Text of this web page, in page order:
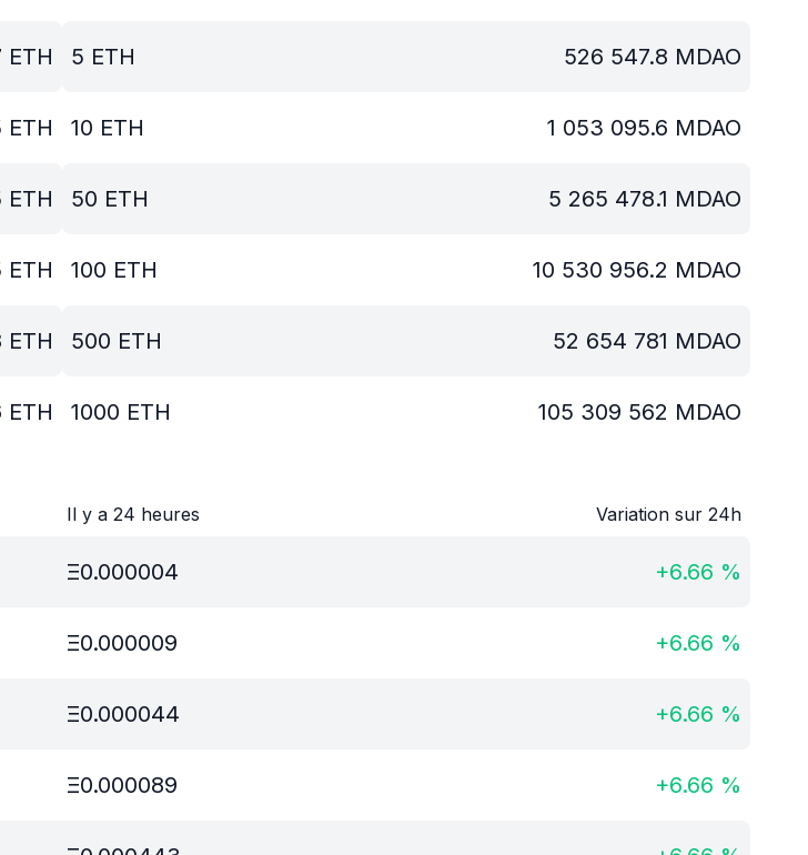
ETH
ETH
ETH
ETH
ETH
ETH
5 ETH 526 547.8 MDAO
10 ETH 1 053 095.6 MDAO
50 ETH 5 265 478.1 MDAO
100 ETH 10 530 956.2 MDAO
500 ETH 52 654 781 MDAO
1000 ETH 105 309 562 MDAO
Il y a 24 heures Variation sur 24h
Ξ0.000004 +6.66 %
Ξ0.000009 +6.66 %
Ξ0.000044 +6.66 %
Ξ0.000089 +6.66 %